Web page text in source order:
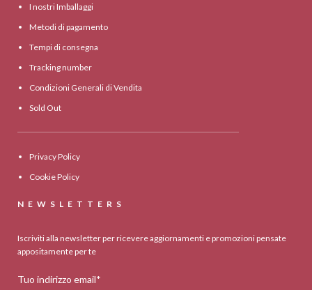
I nostri Imballaggi
Metodi di pagamento
Tempi di consegna
Tracking number
Condizioni Generali di Vendita
Sold Out
Privacy Policy
Cookie Policy
NEWSLETTERS
Iscriviti alla newsletter per ricevere aggiornamenti e promozioni pensate
appositamente per te
Tuo indirizzo email*